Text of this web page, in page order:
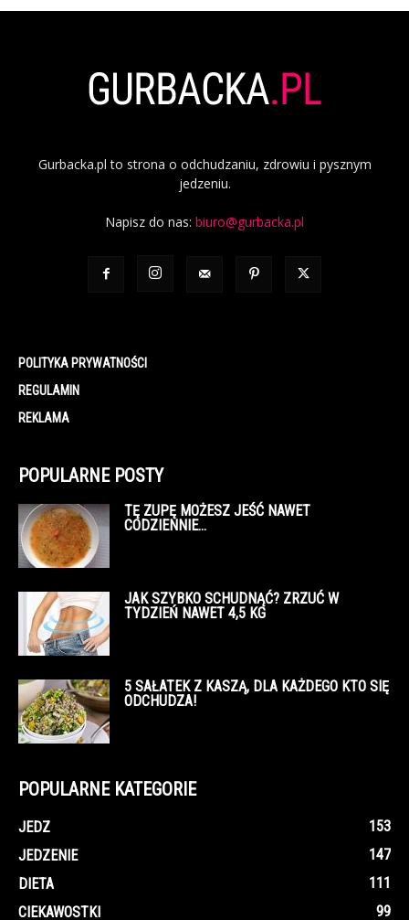
Gurbacka.pl to strona o odchudzaniu, zdrowiu i pysznym
jedzeniu.
Napisz do nas: biuro@gurbacka.pl
POLITYKA PRYWATNOŚCI
REGULAMIN
REKLAMA
POPULARNE POSTY
TĘ ZUPĘ MOŻESZ JEŚĆ NAWET
CODZIENNIE…
JAK SZYBKO SCHUDNĄĆ? ZRZUĆ W
TYDZIEŃ NAWET 4,5 KG
5 SAŁATEK Z KASZĄ, DLA KAŻDEGO KTO SIĘ
ODCHUDZA!
POPULARNE KATEGORIE
JEDZ
153
JEDZENIE
147
DIETA
111
CIEKAWOSTKI
99